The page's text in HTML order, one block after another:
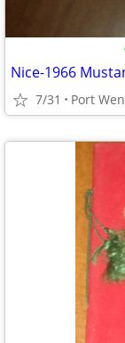
7/31 Port